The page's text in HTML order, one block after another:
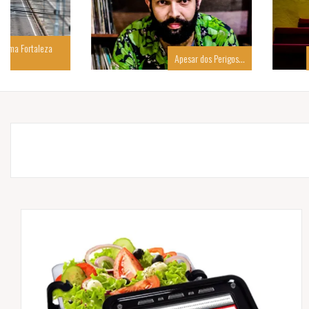
Apesar dos Perigos… Um Poema que é